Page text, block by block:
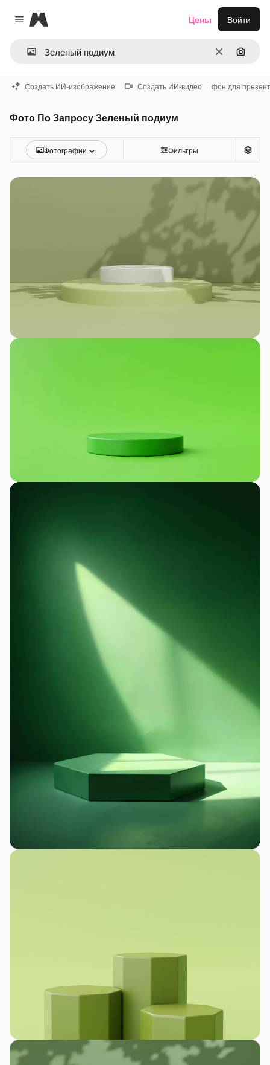
Close menu
Magnific
ОчиститьПоиск
Цены Войти
Создать ИИ-изображение Создать ИИ-видео фон для
Фото По Запросу Зеленый подиум
Фотографии Фильтры